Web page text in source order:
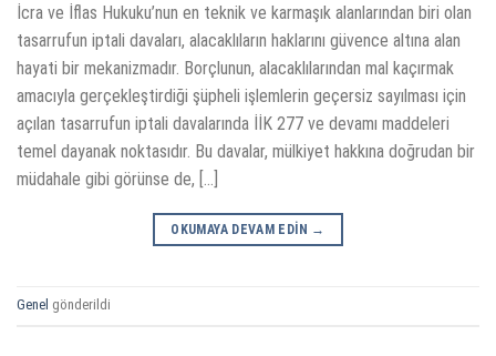
İcra ve İflas Hukuku’nun en teknik ve karmaşık alanlarından biri olan
tasarrufun iptali davaları, alacaklıların haklarını güvence altına alan
hayati bir mekanizmadır. Borçlunun, alacaklılarından mal kaçırmak
amacıyla gerçekleştirdiği şüpheli işlemlerin geçersiz sayılması için
açılan tasarrufun iptali davalarında İİK 277 ve devamı maddeleri
temel dayanak noktasıdır. Bu davalar, mülkiyet hakkına doğrudan bir
müdahale gibi görünse de, […]
OKUMAYA DEVAM EDIN →
Genel gönderildi